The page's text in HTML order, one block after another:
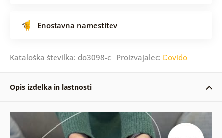
Enostavna namestitev
Kataloška številka: do3098-c Proizvajalec: Dovido
Opis izdelka in lastnosti